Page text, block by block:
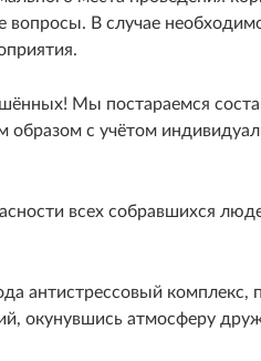
вопросы. В случае
Мы постараемся
с учётом
всех собравшихся
антистрессовый комплекс,
окунувшись атмосферу